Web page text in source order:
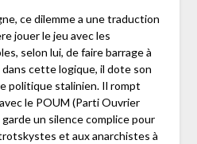
ce dilemme a une traduction
jouer le jeu avec les
selon lui, de faire barrage à
dans cette logique, il dote son
politique stalinien. Il rompt
le POUM (Parti Ouvrier
un silence complice pour
et aux anarchistes à